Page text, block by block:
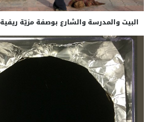
البيت والمدرسة والشارع بوصفة مزيّة ريفية